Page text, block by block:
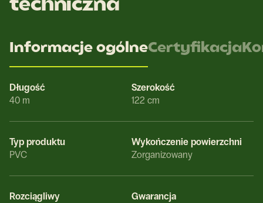
techniczna
Informacje ogólneCertyfikacja
Długość
40 m
Szerokość
122 cm
Typ produktu
PVC
Wykończenie powierzchni
Zorganizowany
Rozciągliwy
Gwarancja